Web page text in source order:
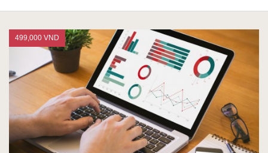
499,000 VND